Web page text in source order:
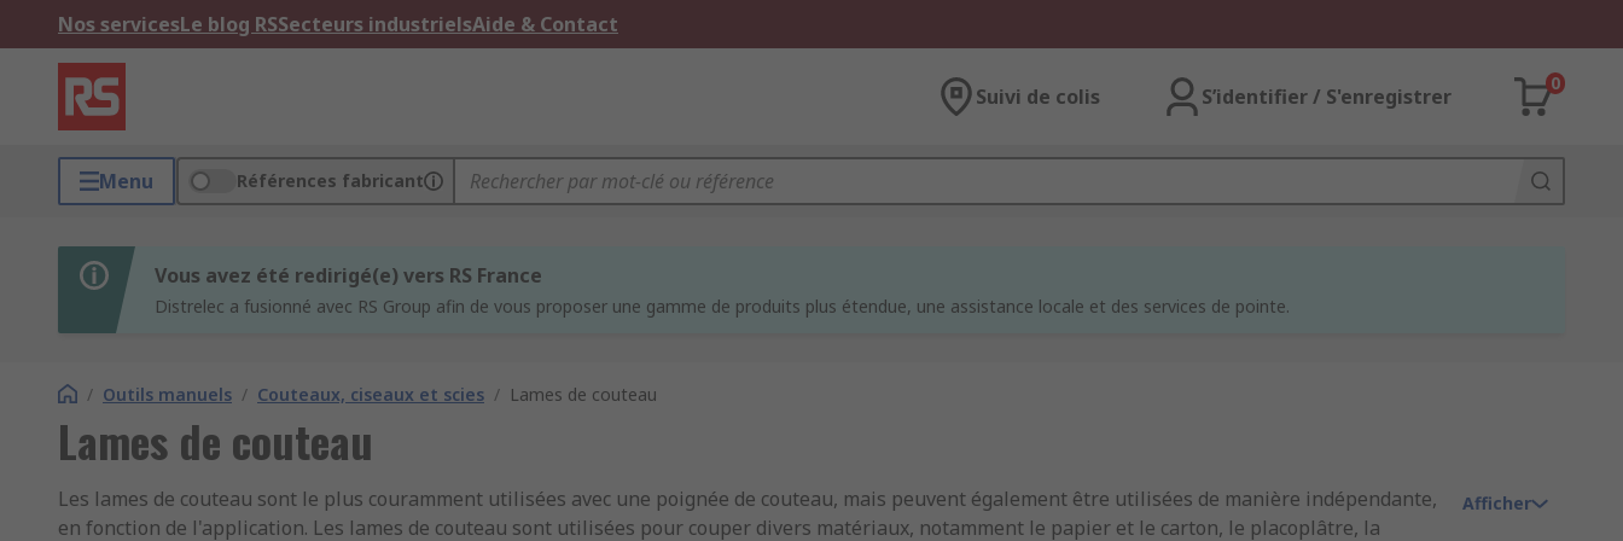
Nos servicesLe blog RSSecteurs industrielsAide & Contact
Suivi de colis S’identifier / S'enregistrer
0
Menu Références fabricant
Vous avez été redirigé(e) vers RS France
Distrelec a fusionné avec RS Group afin de vous proposer une gamme de produits plus étendue, une assistance locale et des services de pointe.
/ Outils manuels / Couteaux, ciseaux et scies / Lames de couteau
Lames de couteau
Les lames de couteau sont le plus couramment utilisées avec une poignée de couteau, mais peuvent également être utilisées de manière indépendante,
en fonction de l'application. Les lames de couteau sont utilisées pour couper divers matériaux, notamment le papier et le carton, le placoplâtre, la
Afficher